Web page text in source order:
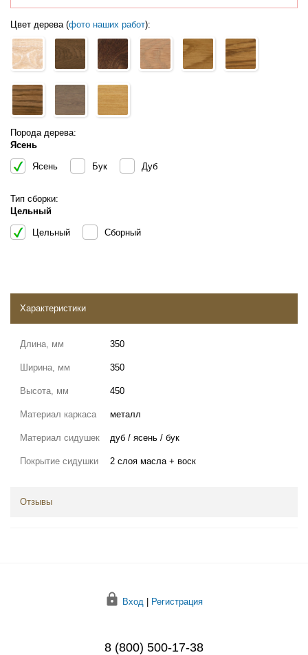
Цвет дерева (фото наших работ):
Порода дерева:
Ясень
Ясень Бук Дуб
Тип сборки:
Цельный
Цельный Сборный
Характеристики
Длина, мм 350
Ширина, мм 350
Высота, мм 450
Материал каркаса металл
Материал сидушек дуб / ясень / бук
Покрытие сидушки 2 слоя масла + воск
Отзывы
Вход | Регистрация
8 (800) 500-17-38